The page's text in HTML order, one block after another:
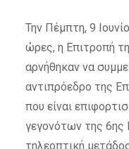
Την Πέμπτη, 9
ώρες, η Επιτροπή
αρνήθηκαν να
αντιπρόεδρο της
που είναι
γεγονότων της 6ης
τηλεοπτική